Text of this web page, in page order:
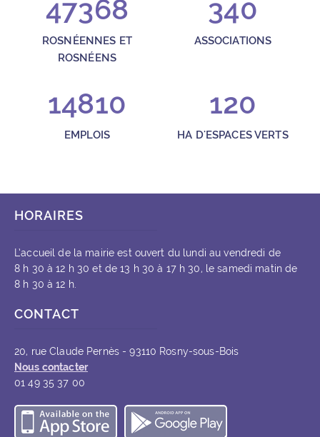
47368
ROSNÉENNES ET
ROSNÉENS
340
ASSOCIATIONS
14810
EMPLOIS
120
HA D'ESPACES VERTS
HORAIRES
L’accueil de la mairie est ouvert du lundi au vendredi de
8 h 30 à 12 h 30 et de 13 h 30 à 17 h 30, le samedi matin de
8 h 30 à 12 h.
CONTACT
20, rue Claude Pernès - 93110 Rosny-sous-Bois
Nous contacter
01 49 35 37 00
Télécharger l’application iOS